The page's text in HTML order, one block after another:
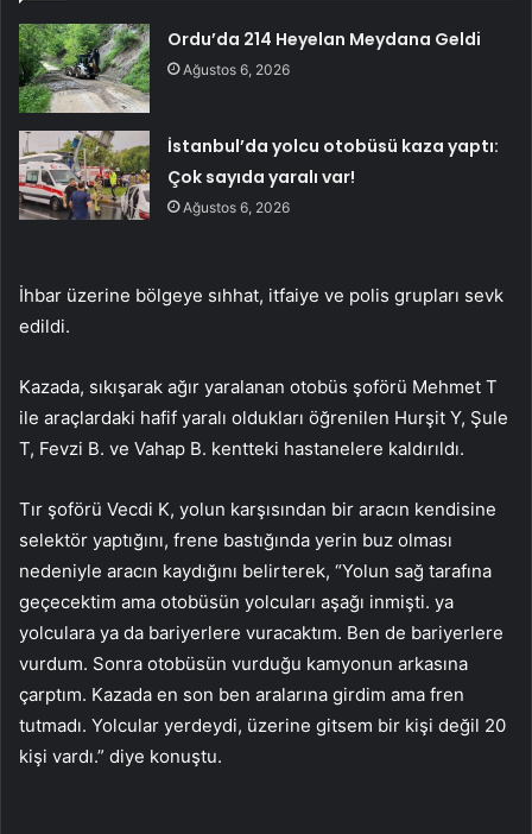
Ordu’da 214 Heyelan Meydana Geldi
Ağustos 6, 2026
İstanbul’da yolcu otobüsü kaza yaptı:
Çok sayıda yaralı var!
Ağustos 6, 2026
İhbar üzerine bölgeye sıhhat, itfaiye ve polis grupları sevk
edildi.
Kazada, sıkışarak ağır yaralanan otobüs şoförü Mehmet T
ile araçlardaki hafif yaralı oldukları öğrenilen Hurşit Y, Şule
T, Fevzi B. ve Vahap B. kentteki hastanelere kaldırıldı.
Tır şoförü Vecdi K, yolun karşısından bir aracın kendisine
selektör yaptığını, frene bastığında yerin buz olması
nedeniyle aracın kaydığını belirterek, “Yolun sağ tarafına
geçecektim ama otobüsün yolcuları aşağı inmişti. ya
yolculara ya da bariyerlere vuracaktım. Ben de bariyerlere
vurdum. Sonra otobüsün vurduğu kamyonun arkasına
çarptım. Kazada en son ben aralarına girdim ama fren
tutmadı. Yolcular yerdeydi, üzerine gitsem bir kişi değil 20
kişi vardı.” diye konuştu.